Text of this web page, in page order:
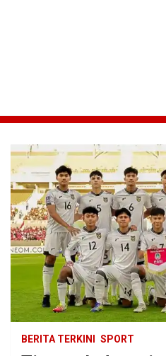
BERITA TERKINI SPORT